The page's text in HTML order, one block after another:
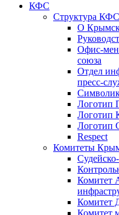
КФС
Структура КФС
О
Офис-
союза
Отдел
пресс-
Логотип
Логотип
Логотип
Respect
Комитеты
Комитет
Комитет
Комитет